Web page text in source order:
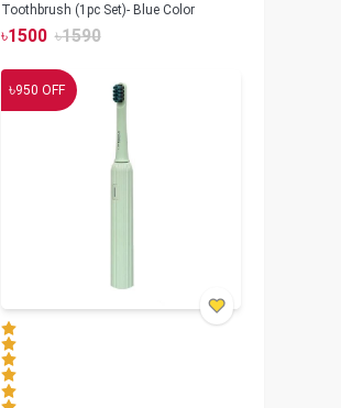
Toothbrush (1pc Set)- Blue Color
৳1500 ৳1590
৳950 OFF